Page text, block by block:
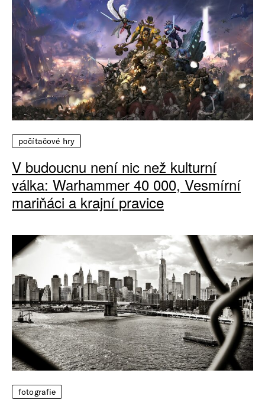
počítačové hry
V budoucnu není nic než kulturní
válka: Warhammer 40 000, Vesmírní
mariňáci a krajní pravice
fotografie